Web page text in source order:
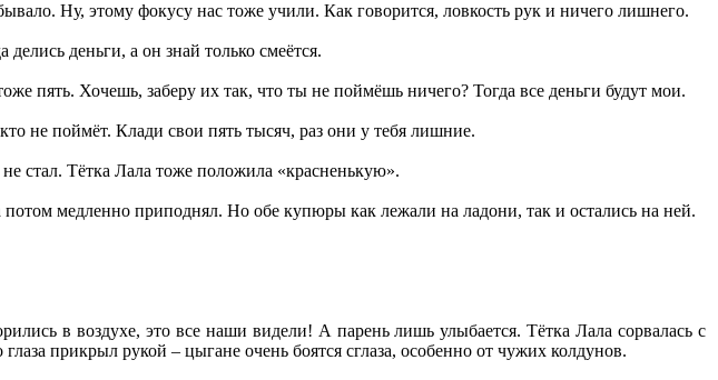
Ну, этому фокусу нас тоже учили. Как говорится, ловкость рук и ничего лишнего.
деньги, а он знай только смеётся.
пять. Хочешь, заберу их так, что ты не поймёшь ничего? Тогда все деньги будут мои.
не поймёт. Клади свои пять тысяч, раз они у тебя лишние.
стал. Тётка Лала тоже положила «красненькую».
медленно приподнял. Но обе купюры как лежали на ладони, так и остались на ней.
в воздухе, это все наши видели! А парень лишь улыбается. Тётка Лала сорвалась с
прикрыл рукой – цыгане очень боятся сглаза, особенно от чужих колдунов.